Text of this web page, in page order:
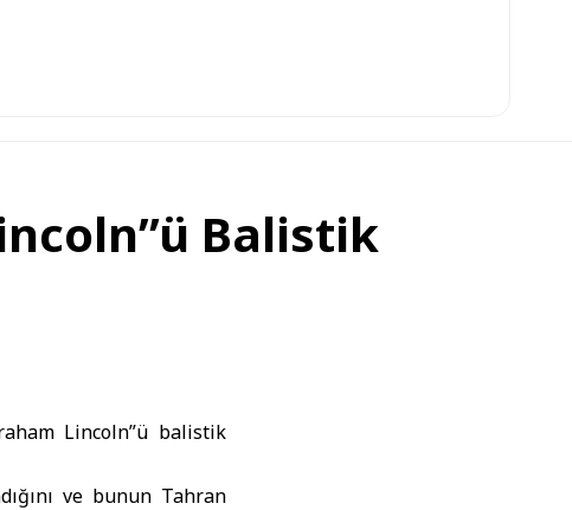
Balistik
Lincoln”ü balistik
ve bunun Tahran